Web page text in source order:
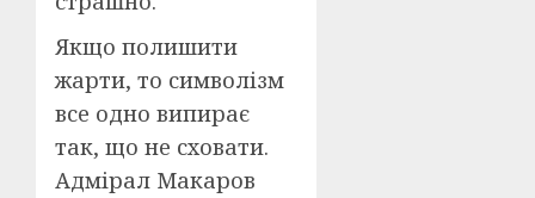
Якщо полишити
жарти, то символізм
все одно випирає
так, що не сховати.
Адмірал Макаров